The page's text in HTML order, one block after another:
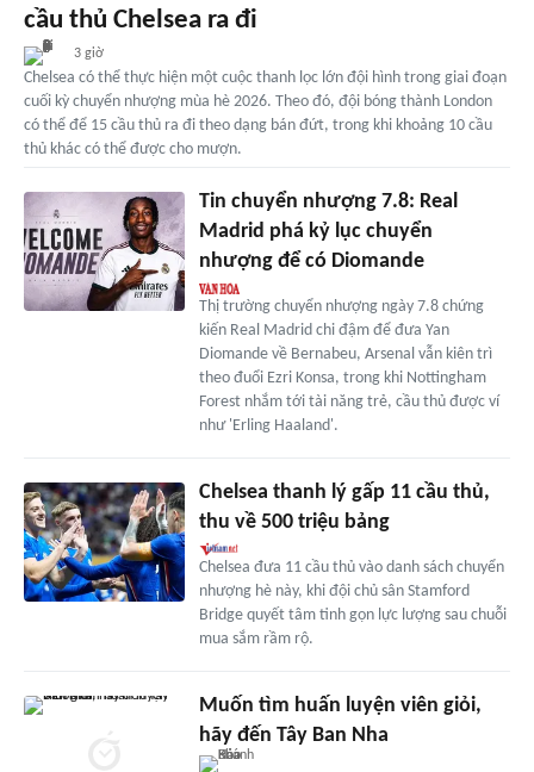
cầu thủ Chelsea ra đi
3 giờ
Chelsea có thể thực hiện một cuộc thanh lọc lớn đội hình trong giai đoạn
cuối kỳ chuyển nhượng mùa hè 2026. Theo đó, đội bóng thành London
có thể để 15 cầu thủ ra đi theo dạng bán đứt, trong khi khoảng 10 cầu
thủ khác có thể được cho mượn.
Tin chuyển nhượng 7.8: Real
Madrid phá kỷ lục chuyển
nhượng để có Diomande
Thị trường chuyển nhượng ngày 7.8 chứng
kiến Real Madrid chi đậm để đưa Yan
Diomande về Bernabeu, Arsenal vẫn kiên trì
theo đuổi Ezri Konsa, trong khi Nottingham
Forest nhắm tới tài năng trẻ, cầu thủ được ví
như 'Erling Haaland'.
Chelsea thanh lý gấp 11 cầu thủ,
thu về 500 triệu bảng
Chelsea đưa 11 cầu thủ vào danh sách chuyển
nhượng hè này, khi đội chủ sân Stamford
Bridge quyết tâm tinh gọn lực lượng sau chuỗi
mua sắm rầm rộ.
Muốn tìm huấn luyện viên giỏi,
hãy đến Tây Ban Nha